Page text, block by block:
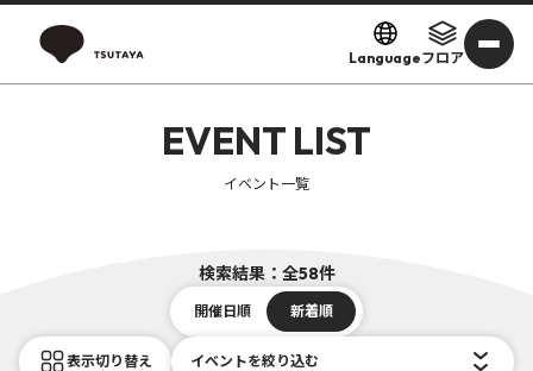
Languageフロア
EVENT LIST
イベント一覧
検索結果：全58件
開催日順 新着順
表示切り替え イベントを絞り込む